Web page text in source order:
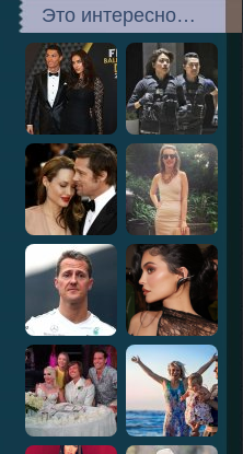
Это интересно…